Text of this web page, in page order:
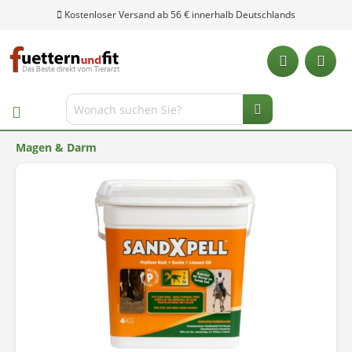
Kostenloser Versand ab 56 € innerhalb Deutschlands
Magen & Darm